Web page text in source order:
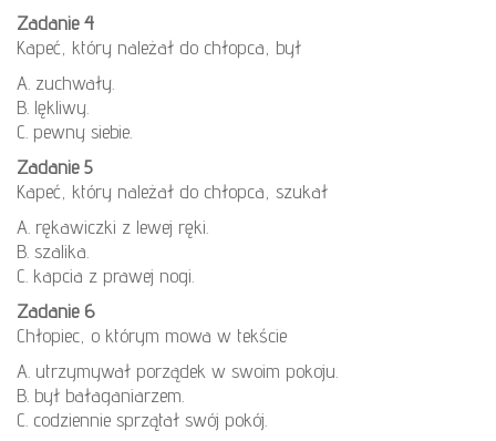
Zadanie 4
Kapeć, który należał do chłopca, był
A. zuchwały.
B. lękliwy.
C. pewny siebie.
Zadanie 5
Kapeć, który należał do chłopca, szukał
A. rękawiczki z lewej ręki.
B. szalika.
C. kapcia z prawej nogi.
Zadanie 6
Chłopiec, o którym mowa w tekście
A. utrzymywał porządek w swoim pokoju.
B. był bałaganiarzem.
C. codziennie sprzątał swój pokój.